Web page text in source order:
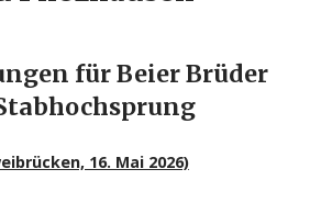
für Beier Brüder
16. Mai 2026)